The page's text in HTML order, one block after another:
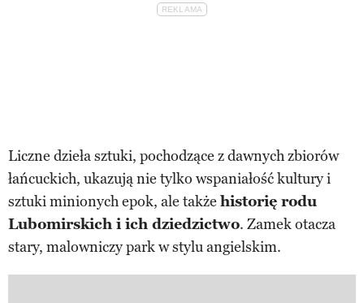
Liczne dzieła sztuki, pochodzące z dawnych zbiorów
łańcuckich, ukazują nie tylko wspaniałość kultury i
sztuki minionych epok, ale także historię rodu
Lubomirskich i ich dziedzictwo. Zamek otacza
stary, malowniczy park w stylu angielskim.